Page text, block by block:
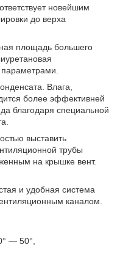
новейшим
до верха
площадь большего
Влага,
более эффективней
благодаря специальной
выставить
трубы
на крышке вент.
и удобная система
каналом.
— 50°,